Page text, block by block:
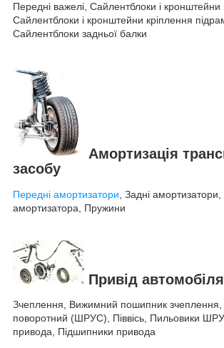
Передні важелі, Сайлентблоки і кронштейни
Сайлентблоки і кронштейни кріплення
Сайлентблоки задньої балки
Амортизація
засобу
Передні амортизатори , Задні
амортизатора, Пружини
Привід автомобіля
Зчеплення, Вижимний пошипник зчеплення,
поворотний (ШРУС), Піввісь, Пильовики
привода, Підшипники привода